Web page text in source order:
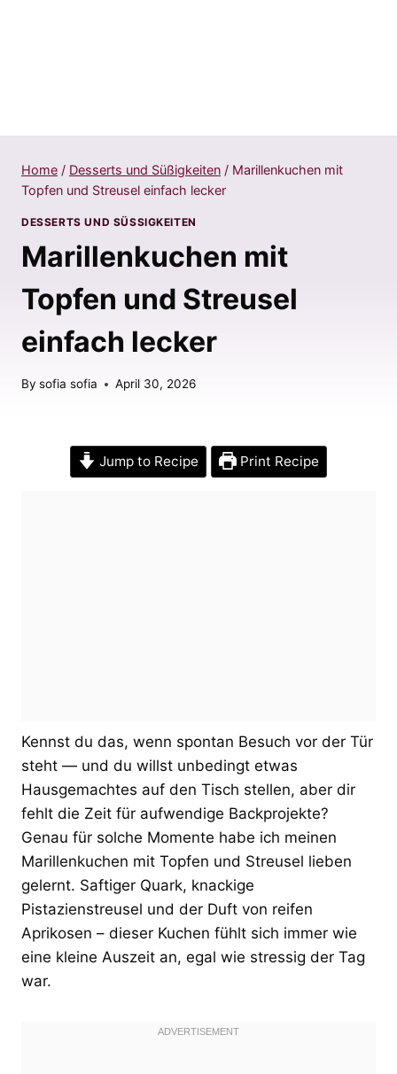
Home / Desserts und Süßigkeiten / Marillenkuchen mit
Topfen und Streusel einfach lecker
DESSERTS UND SÜSSIGKEITEN
Marillenkuchen mit
Topfen und Streusel
einfach lecker
By sofia sofia April 30, 2026
Jump to Recipe Print Recipe
Kennst du das, wenn spontan Besuch vor der Tür
steht — und du willst unbedingt etwas
Hausgemachtes auf den Tisch stellen, aber dir
fehlt die Zeit für aufwendige Backprojekte?
Genau für solche Momente habe ich meinen
Marillenkuchen mit Topfen und Streusel lieben
gelernt. Saftiger Quark, knackige
Pistazienstreusel und der Duft von reifen
Aprikosen – dieser Kuchen fühlt sich immer wie
eine kleine Auszeit an, egal wie stressig der Tag
war.